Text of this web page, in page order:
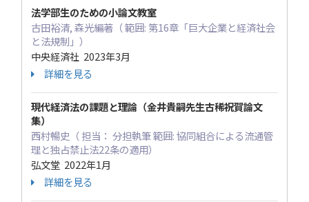
法学部生のための小論文教室
古田裕清, 森光編著（ 範囲: 第16章「巨大企業と経済社会
と法規制」）
中央経済社 2023年3月
詳細を見る
現代経済法の課題と理論（金井貴嗣先生古稀祝賀論文
集）
西村暢史（ 担当： 分担執筆 範囲: 協同組合による流通管
理と独占禁止法22条の適用）
弘文堂 2022年1月
詳細を見る